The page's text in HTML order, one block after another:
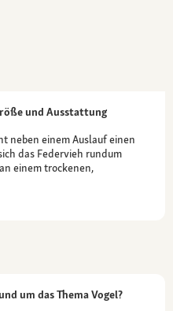
und Ausstattung
neben einem Auslauf einen
das Federvieh rundum
einem trockenen,
um das Thema Vogel?